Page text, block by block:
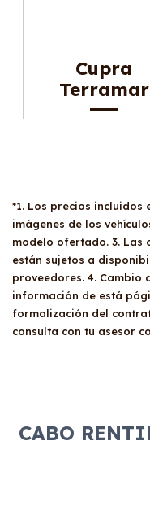
Cupra
Terramar
*1. Los precios incluidos
imágenes de los
modelo ofertado. 3. Las
están sujetos a
proveedores. 4. Cambio
información de está
formalización del
consulta con tu asesor
CABO